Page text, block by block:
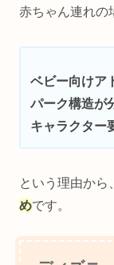
赤ちゃん連れの
ベビー向けア
パーク構造が
キャラクター
という理由から、
めです。